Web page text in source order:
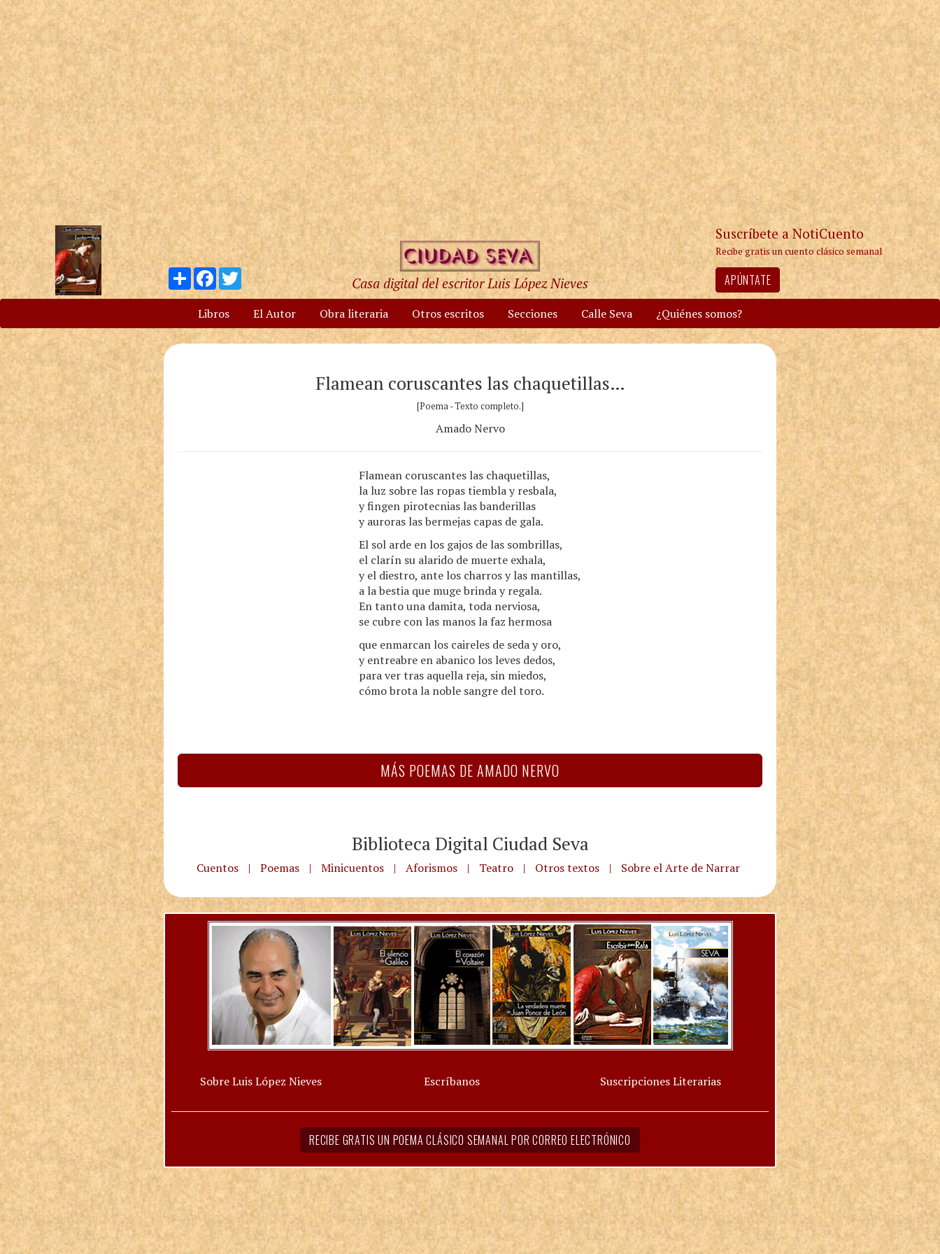
Compartir
Facebook
Twitter
Casa digital del escritor Luis López Nieves
Suscríbete a NotiCuento
Recibe gratis un cuento clásico semanal
APÚNTATE
Libros El Autor Obra literaria Otros escritos Secciones Calle Seva ¿Quiénes somos?
Flamean coruscantes las chaquetillas…
[Poema - Texto completo.]
Amado Nervo
Flamean coruscantes las chaquetillas,
la luz sobre las ropas tiembla y resbala,
y fingen pirotecnias las banderillas
y auroras las bermejas capas de gala.
El sol arde en los gajos de las sombrillas,
el clarín su alarido de muerte exhala,
y el diestro, ante los charros y las mantillas,
a la bestia que muge brinda y regala.
En tanto una damita, toda nerviosa,
se cubre con las manos la faz hermosa
que enmarcan los caireles de seda y oro,
y entreabre en abanico los leves dedos,
para ver tras aquella reja, sin miedos,
cómo brota la noble sangre del toro.
MÁS POEMAS DE AMADO NERVO
Biblioteca Digital Ciudad Seva
Cuentos | Poemas | Minicuentos | Aforismos | Teatro | Otros textos | Sobre el Arte de Narrar
Sobre Luis López Nieves Escríbanos Suscripciones Literarias
RECIBE GRATIS UN POEMA CLÁSICO SEMANAL POR CORREO ELECTRÓNICO